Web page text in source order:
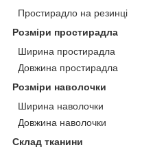
Простирадло на резинці
Розміри простирадла
Ширина простирадла
Довжина простирадла
Розміри наволочки
Ширина наволочки
Довжина наволочки
Склад тканини